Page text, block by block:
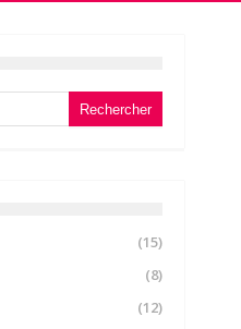
(15)
(8)
(12)